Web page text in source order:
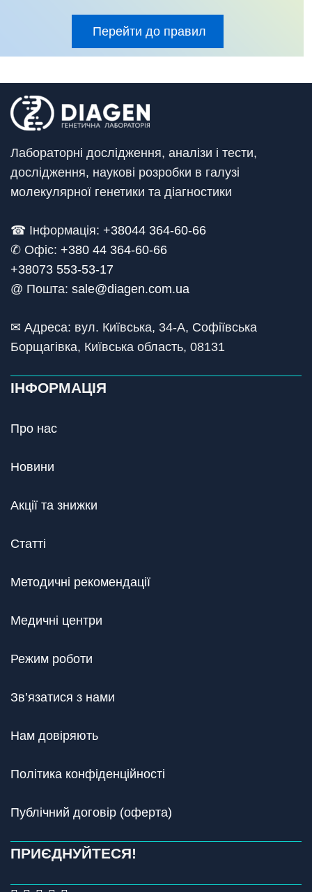
Перейти до правил
Лабораторні дослідження, аналізи і тести,
дослідження, наукові розробки в галузі
молекулярної генетики та діагностики
☎ Інформація: +38044 364-60-66
✆ Офіс: +380 44 364-60-66
+38073 553-53-17
@ Пошта: sale@diagen.com.ua
✉ Адреса: вул. Київська, 34-А, Софіївська
Борщагівка, Київська область, 08131
ІНФОРМАЦІЯ
Про нас
Новини
Акції та знижки
Статті
Методичні рекомендації
Медичні центри
Режим роботи
Зв’язатися з нами
Нам довіряють
Політика конфіденційності
Публічний договір (оферта)
ПРИЄДНУЙТЕСЯ!